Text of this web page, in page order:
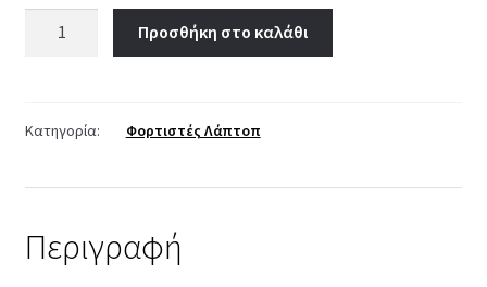
Προσθήκη στο καλάθι
Κατηγορία: Φορτιστές Λάπτοπ
Περιγραφή